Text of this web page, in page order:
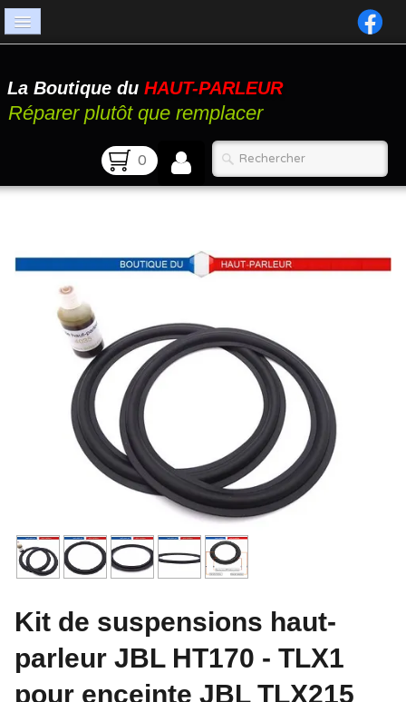
Catalogue
Atelier
La Boutique du HAUT-PARLEUR
Réparer plutôt que remplacer
0
Kit de suspensions haut-
parleur JBL HT170 - TLX1
pour enceinte JBL TLX215